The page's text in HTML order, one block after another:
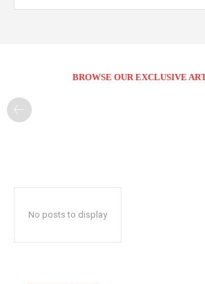
BROWSE OUR EXCLUSIVE
No posts to display